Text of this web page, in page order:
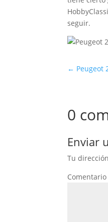
seguir.
← Peugeot
0
Enviar
Tu